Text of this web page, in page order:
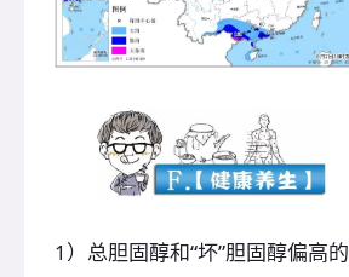
1）总胆固醇和“坏”胆固醇偏高的